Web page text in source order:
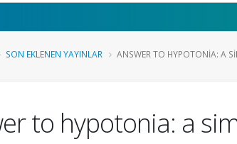
SON EKLENEN YAYINLAR ANSWER TO HYPOTONIA: A
to hypotonia: a